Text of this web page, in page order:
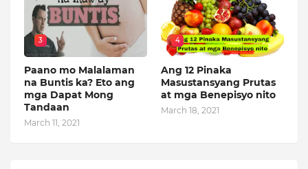
3
Paano mo Malalaman
na Buntis ka? Eto ang
mga Dapat Mong
Tandaan
March 11, 2021
4
Ang 12 Pinaka
Masustansyang Prutas
at mga Benepisyo nito
March 18, 2021